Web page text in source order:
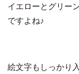
イエローとグリー
ですよね♪
絵文字もしっかり